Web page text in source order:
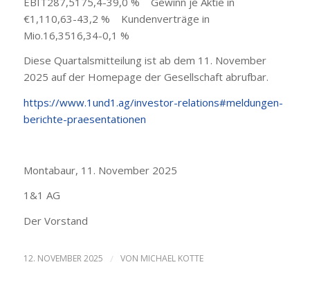
€1,110,63-43,2 % Kundenverträge in
Mio.16,3516,34-0,1 %
Diese Quartalsmitteilung ist ab dem 11. November
2025 auf der Homepage der Gesellschaft abrufbar.
https://www.1und1.ag/investor-relations#meldungen-
berichte-praesentationen
Montabaur, 11. November 2025
1&1 AG
Der Vorstand
12. NOVEMBER 2025 / VON MICHAEL KOTTE